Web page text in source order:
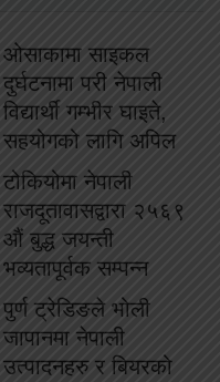
ओसाकामा साइकल
दुर्घटनामा परी नेपाली
विद्यार्थी गम्भीर घाइते,
सहयोगको लागि अपिल
टोकियोमा नेपाली
राजदूतावासद्वारा २५६९
औं बुद्ध जयन्ती
भव्यतापूर्वक सम्पन्न
पुर्ण ट्रेडिङले भोली
जापानमा नेपाली
उत्पादनहरु र बियरको